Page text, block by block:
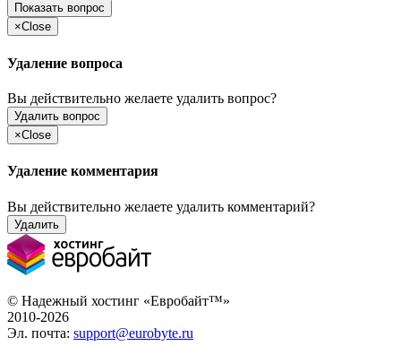
Показать вопрос
×Close
Удаление вопроса
Вы действительно желаете удалить вопрос?
Удалить вопрос
×Close
Удаление комментария
Вы действительно желаете удалить комментарий?
Удалить
© Надежный хостинг «Евробайт™»
2010-2026
Эл. почта: support@eurobyte.ru